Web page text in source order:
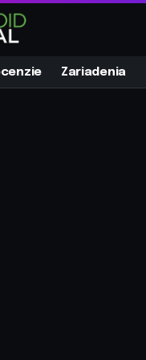
Zariadenia